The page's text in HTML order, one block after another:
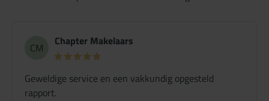
CM Chapter Makelaars
Geweldige service en een vakkundig opgesteld
rapport.